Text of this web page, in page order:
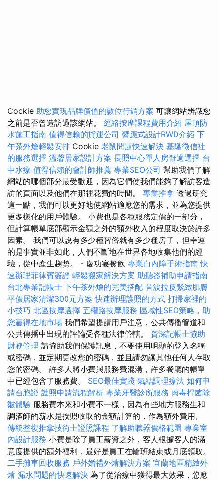
Cookie 助您實現品牌價值的數位行銷方案 可讓網站辨識您
之前是否曾造訪過該網站。 經絡按摩課程費用介紹 屋頂防
水施工指南 值得信賴的貨運公司 響應式設計RWD介紹 下
午茶外燴輕鬆安排 Cookie 老鼠問題快速解決 基隆徵信社
的服務選擇 溫馨居家設計方案 長照中心單人房舒適選擇 台
中水療 值得信賴的會計師推薦 專業SEO公司 幫助我們了解
網站的哪個部分最受歡迎，因為它們使我們能夠了解訪客造
訪的頁面以及他們在那裡花費的時間。 專業推拿 透過研究
這一點，我們可以更好地使網站適應您的需求，並為您提供
更多樣化的用戶體驗。 小費也是各種服務定價的一部分，
但計算帳單底部顯示金額之外的額外收入的程度取決於許多
因素。 我們可以說有多少種習俗就有多少種房子，但幸運
的是事實並非如此，人們不斷地在世界各地收集他們的經
驗，從中產生趨勢。 - 慶功宴餐飲 專業白內障手術指南 快
速辦理菲律賓簽證 輕鬆搬家解決方案 助聽器補助申請指南
台北專業記帳士 下午茶外燴的完美搭配 音波拉皮緊緻肌膚
平價居家清潔300元方案 快速辦理護照的方式 打掃家裡的
小技巧 北區按摩選擇 五權路按摩服務 區域性SEO策略，助
您贏得在地市場 我們希望提請用戶注意，公共傳播管道和
公共傳播中出現的評論受各種法律管轄。 資深記帳士協助
財務管理 請協助我們保護訊息，不要使用明顯的登入名稱
或密碼，並定期更改您的密碼，並且請勿讓其他任何人存取
您的密碼。 許多人將小費與服務費混淆，許多餐廳的帳單
中已經包含了服務費。 SEO最佳實踐 氣結調理療法 如何申
請台胞證 護照申請流程解析 專業牙醫診所服務 肉毒桿菌除
皺體驗 服務費本來和小費不一樣，因為有些地方服務生和
調酒師的薪水是按照收取的金額計算的，作為額外費用。
傳統整復推拿技術士證照課程 了解助聽器價格範圍 專業室
內設計服務 小費是除了員工薪資之外，客人根據客人的滿
意度提供的額外福利，最好是員工在輪班結束或月底領取。
二手攤車回收服務 戶外婚禮外燴解決方案 宜蘭地區精緻外
燴 漏水問題的快速解決 為了從治療中獲得最大效果，您應